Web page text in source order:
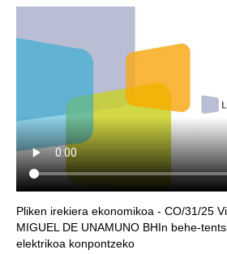
Pliken irekiera ekonomikoa - CO/31/25
MIGUEL DE UNAMUNO BHIn behe-
elektrikoa konpontzeko